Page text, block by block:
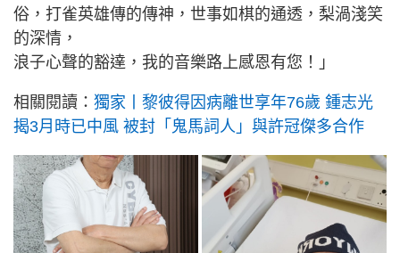
俗，打雀英雄傳的傳神，世事如棋的通透，梨渦淺笑
的深情，
浪子心聲的豁達，我的音樂路上感恩有您！」
相關閱讀： 獨家丨黎彼得因病離世享年76歲 鍾志光
揭3月時已中風 被封「鬼馬詞人」與許冠傑多合作